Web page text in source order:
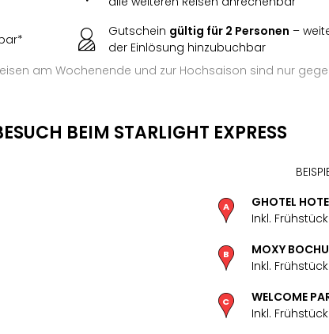
Gutschein gültig für 2 Personen –
der Einlösung hinzubuchbar
am Wochenende und zur Hochsaison sind nur
BEIM STARLIGHT EXPRESS
GHOTEL
Inkl. Frühstück
MOXY
Inkl. Frühstück
WELCOME
Inkl. Frühstück